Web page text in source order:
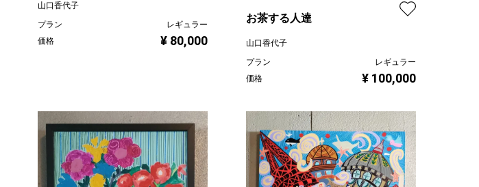
山口香代子
プラン
レギュラー
価格
¥ 80,000
お茶する人達
山口香代子
プラン
レギュラー
価格
¥ 100,000